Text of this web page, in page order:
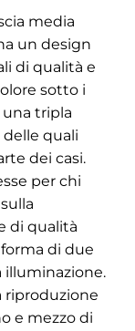
media
un design
di qualità e
sotto i
tripla
quali
dei casi.
per chi
di qualità
di due
illuminazione.
riproduzione
e mezzo di